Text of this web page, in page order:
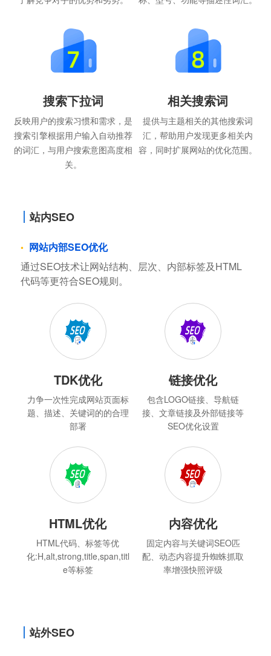
搜索下拉词
反映用户的搜索习惯和需求，是
搜索引擎根据用户输入自动推荐
的词汇，与用户搜索意图高度相
关。
相关搜索词
提供与主题相关的其他搜索词
汇，帮助用户发现更多相关内
容，同时扩展网站的优化范围。
站内SEO
网站内部SEO优化
通过SEO技术让网站结构、层次、内部标签及HTML
代码等更符合SEO规则。
TDK优化
力争一次性完成网站页面标
题、描述、关键词的的合理
部署
链接优化
包含LOGO链接、导航链
接、文章链接及外部链接等
SEO优化设置
HTML优化
HTML代码、标签等优
化:H,alt,strong,title,span,titl
e等标签
内容优化
固定内容与关键词SEO匹
配、动态内容提升蜘蛛抓取
率增强快照评级
站外SEO